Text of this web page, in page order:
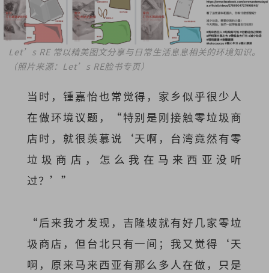
Let’s RE 常以精美图文分享与日常生活息息相关的环境知识。
（照片来源：Let’s RE脸书专页）
当时，锺嘉怡也常觉得，家乡似乎很少人
在做环境议题，“特别是刚接触零垃圾商
店时，就很羡慕说‘天啊，台湾竟然有零
垃圾商店，怎么我在马来西亚没听
过？’”
“后来我才发现，吉隆坡就有好几家零垃
圾商店，但台北只有一间；我又觉得‘天
啊，原来马来西亚有那么多人在做，只是